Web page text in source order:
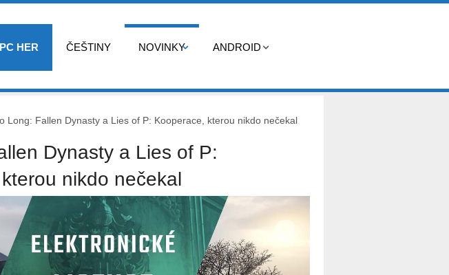
HER ČEŠTINY NOVINKY ANDROID
Long: Fallen Dynasty a Lies of P: Kooperace, kterou nikdo nečekal
Dynasty a Lies of P:
nikdo nečekal